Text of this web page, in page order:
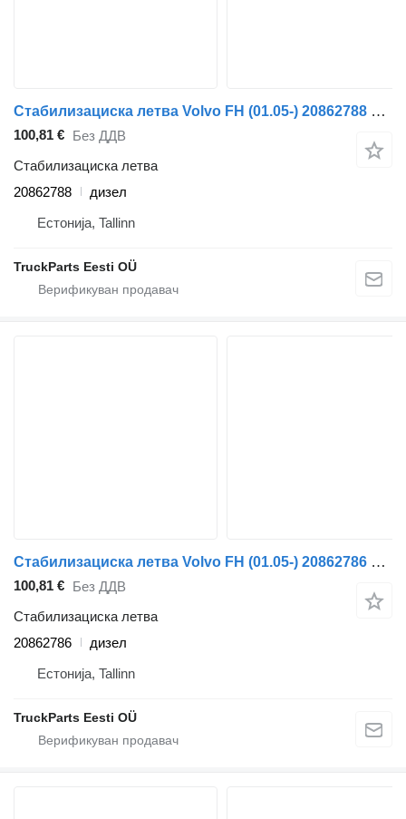
Стабилизациска летва Volvo FH (01.05-) 20862788 за камион влекач Volvo FH12, FH16, NH12, FH, VNL780 (1993-2014)
100,81 € Без ДДВ
Стабилизациска летва
20862788
дизел
Естонија, Tallinn
TruckParts Eesti OÜ
Стабилизациска летва Volvo FH (01.05-) 20862786 за камион влекач Volvo FH12, FH16, NH12, FH, VNL780 (1993-2014)
100,81 € Без ДДВ
Стабилизациска летва
20862786
дизел
Естонија, Tallinn
TruckParts Eesti OÜ